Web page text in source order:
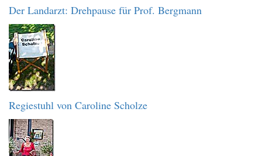
Der Landarzt: Drehpause für Prof. Bergmann
Regiestuhl von Caroline Scholze